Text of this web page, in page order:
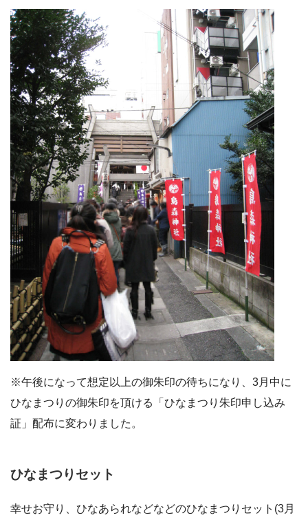
※午後になって想定以上の御朱印の待ちになり、3月中に
ひなまつりの御朱印を頂ける「ひなまつり朱印申し込み
証」配布に変わりました。
ひなまつりセット
幸せお守り、ひなあられなどなどのひなまつりセット(3月